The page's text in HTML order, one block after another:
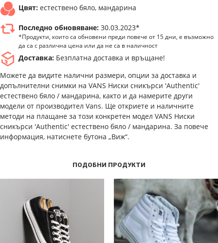
Цвят: естествено бяло, мандарина
Последно обновяване: 30.03.2023*
*Продукти, които са обновени преди повече от 15 дни, е възможно
да са с различна цена или да не са в наличност
Доставка: Безплатна доставка и връщане!
Можете да видите налични размери, опции за доставка и
допълнителни снимки на VANS Ниски сникърси 'Authentic'
естествено бяло / мандарина, както и да намерите други
модели от производител Vans. Ще откриете и наличните
методи на плащане за този конкретен модел VANS Ниски
сникърси 'Authentic' естествено бяло / мандарина. За повече
информация, натиснете бутона „Виж“.
ПОДОБНИ ПРОДУКТИ